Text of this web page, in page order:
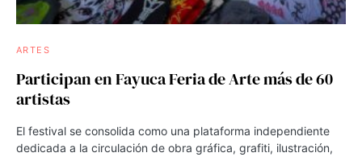
ARTES
Participan en Fayuca Feria de Arte más de 60
artistas
El festival se consolida como una plataforma independiente
dedicada a la circulación de obra gráfica, grafiti, ilustración,